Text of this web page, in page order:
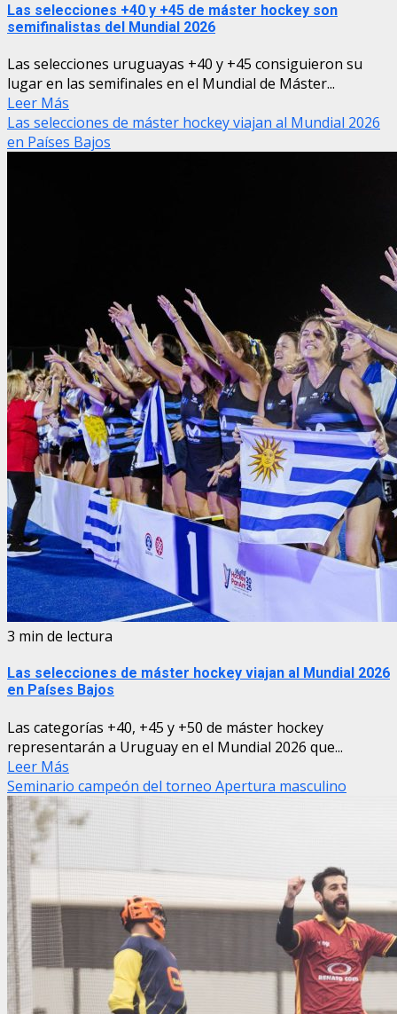
Las selecciones +40 y +45 de máster hockey son
semifinalistas del Mundial 2026
Las selecciones uruguayas +40 y +45 consiguieron su
lugar en las semifinales en el Mundial de Máster...
Leer Más
Las selecciones de máster hockey viajan al Mundial 2026
en Países Bajos
3 min de lectura
Las selecciones de máster hockey viajan al Mundial 2026
en Países Bajos
Las categorías +40, +45 y +50 de máster hockey
representarán a Uruguay en el Mundial 2026 que...
Leer Más
Seminario campeón del torneo Apertura masculino